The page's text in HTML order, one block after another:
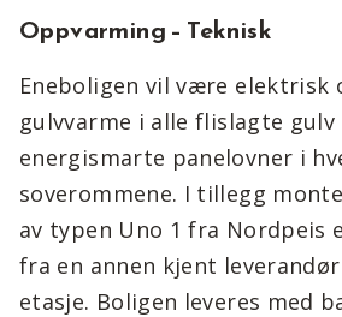
Oppvarming – Teknisk
Eneboligen vil være elektrisk
gulvvarme i alle flislagte gulv
energismarte panelovner i
soverommene. I tillegg
av typen Uno 1 fra Nordpeis
fra en annen kjent
etasje. Boligen leveres med